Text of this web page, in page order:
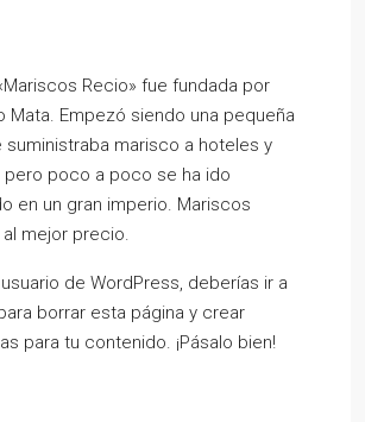
Recio» fue fundada por
Mata. Empezó siendo una pequeña
suministraba marisco a hoteles y
pero poco a poco se ha ido
en un gran imperio. Mariscos
al mejor precio.
de WordPress, deberías ir a
borrar esta página y crear
para tu contenido. ¡Pásalo bien!